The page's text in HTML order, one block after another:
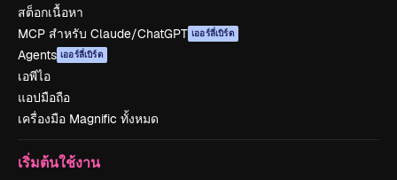
สต็อกเนื้อหา
MCP สำหรับ Claude/ChatGPT เออร์ลี่เบิร์ด
Agents เออร์ลี่เบิร์ด
เอพีไอ
แอปมือถือ
เครื่องมือ Magnific ทั้งหมด
เริ่มต้นใช้งาน